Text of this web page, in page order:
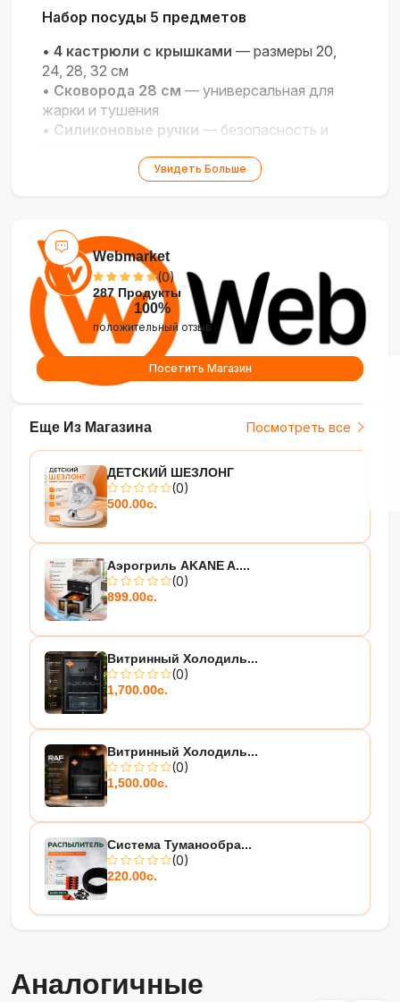
Набор посуды 5 предметов
• 4 кастрюли с крышками — размеры 20,
24, 28, 32 см
• Сковорода 28 см — универсальная для
жарки и тушения
• Силиконовые ручки — безопасность и
Полный комплект— всё необходимое
равномерный нагрев
Увидеть Больше
Еще Из Магазина Посмотреть все
ДЕТСКИЙ ШЕЗЛОНГ
(0)
500.00с.
Аэрогриль AKANE A....
(0)
899.00с.
Витринный Холодиль...
(0)
1,700.00с.
Витринный Холодиль...
(0)
1,500.00с.
Система Туманообра...
(0)
220.00с.
Webmarket
(0)
287 Продукты
100%
положительный отзыв
Посетить Магазин
Аналогичные